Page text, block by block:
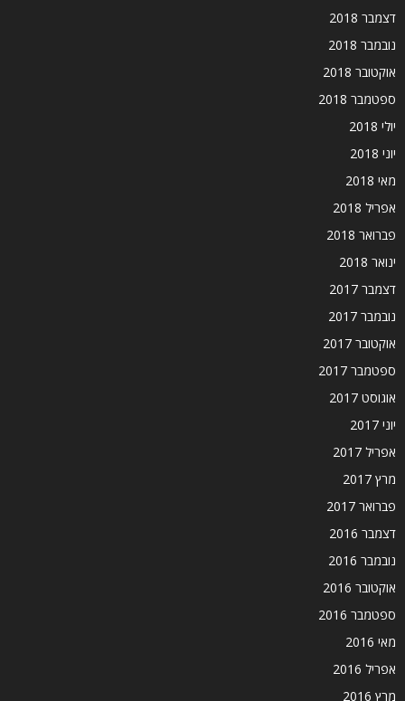
דצמבר 2018
נובמבר 2018
אוקטובר 2018
ספטמבר 2018
יולי 2018
יוני 2018
מאי 2018
אפריל 2018
פברואר 2018
ינואר 2018
דצמבר 2017
נובמבר 2017
אוקטובר 2017
ספטמבר 2017
אוגוסט 2017
יוני 2017
אפריל 2017
מרץ 2017
פברואר 2017
דצמבר 2016
נובמבר 2016
אוקטובר 2016
ספטמבר 2016
מאי 2016
אפריל 2016
מרץ 2016